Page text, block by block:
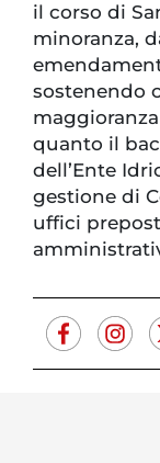
il corso di
minoranza,
sostenendo
maggioranza
quanto il
dell’Ente
gestione di
uffici